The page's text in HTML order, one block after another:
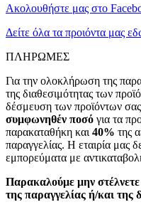
Ακολουθήστε μας στο
Δείτε όλα τα προιόντα μας
ΠΛΗΡΩΜΕΣ
Για την ολοκλήρωση της
της διαθεσιμότητας των
δέσμευση των προϊόντων
συμφωνηθέν ποσό για τα
παρακαταθήκη και40% της
παραγγελίας. Η εταιρία μας
εμπορεύματα με
Παρακαλούμε μην
της παραγγελίας ή/και της